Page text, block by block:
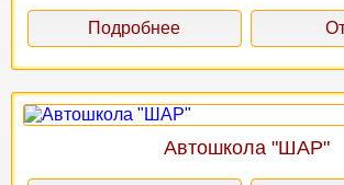
Подробнее
Автошкола "ШАР"